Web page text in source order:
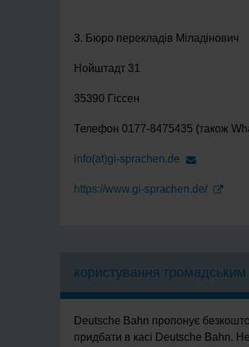
3. Бюро перекладів Міладінович
Нойштадт 31
35390 Гіссен
Телефон 0177-8475435 (також
info(at)gi-sprachen.de
https://www.gi-sprachen.de/
користування
Deutsche Bahn пропонує
придбати в касі Deutsche Bahn.